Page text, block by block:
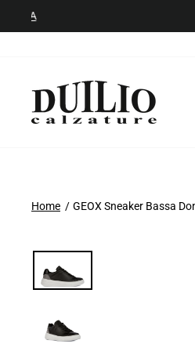
al
Home GEOX Sneaker Bassa